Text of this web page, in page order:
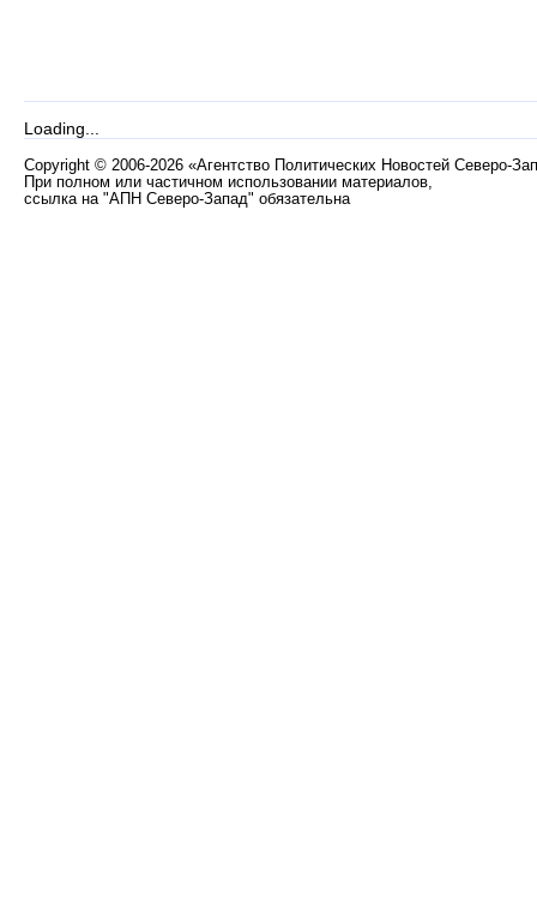
Loading...
Copyright © 2006-2026 «Агентство Политических Новостей Северо-
При полном или частичном использовании материалов,
ссылка на "АПН Северо-Запад" обязательна